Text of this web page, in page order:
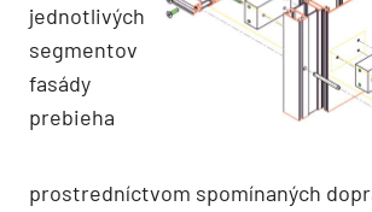
jednotlivých
segmentov
fasády
prebieha
prostredníctvom spomínaných